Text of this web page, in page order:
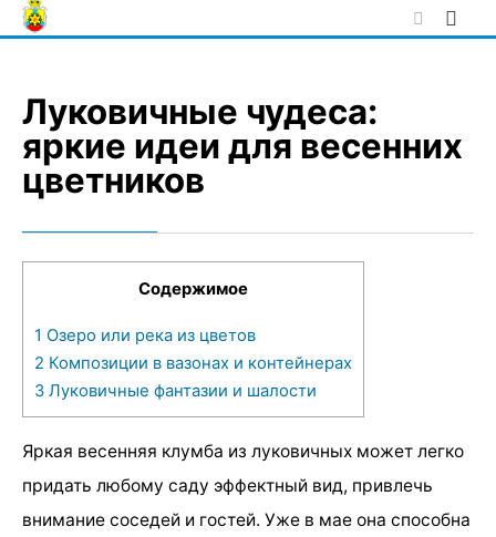
Skip
to
Луковичные чудеса:
яркие идеи для весенних
цветников
Содержимое
1 Озеро или река из цветов
2 Композиции в вазонах и контейнерах
3 Луковичные фантазии и шалости
Яркая весенняя клумба из луковичных может легко
придать любому саду эффектный вид, привлечь
внимание соседей и гостей. Уже в мае она способна